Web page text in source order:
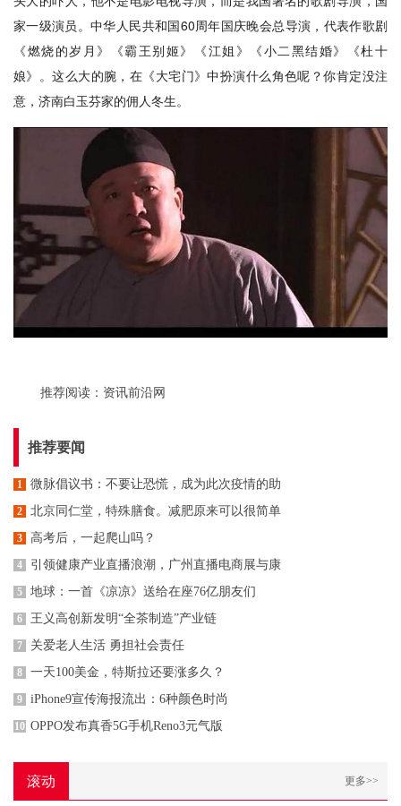
家一级演员。中华人民共和国60周年国庆晚会总导演，代表作歌剧
《燃烧的岁月》《霸王别姬》《江姐》《小二黑结婚》《杜十
娘》。这么大的腕，在《大宅门》中扮演什么角色呢？你肯定没注
意，济南白玉芬家的佣人冬生。
推荐阅读： 资讯前沿网
推荐要闻
1 微脉倡议书：不要让恐慌，成为此次疫情的助
2 北京同仁堂，特殊膳食。减肥原来可以很简单
3 高考后，一起爬山吗？
4 引领健康产业直播浪潮，广州直播电商展与康
5 地球：一首《凉凉》送给在座76亿朋友们
6 王义高创新发明“全茶制造”产业链
7 关爱老人生活 勇担社会责任
8 一天100美金，特斯拉还要涨多久？
9 iPhone9宣传海报流出：6种颜色时尚
10 OPPO发布真香5G手机Reno3元气版
滚动 更多>>